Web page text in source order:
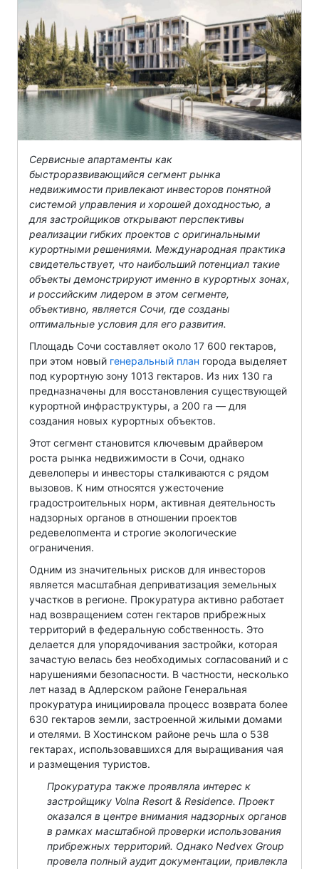
Сервисные апартаменты как
быстроразвивающийся сегмент рынка
недвижимости привлекают инвесторов понятной
системой управления и хорошей доходностью, а
для застройщиков открывают перспективы
реализации гибких проектов с оригинальными
курортными решениями. Международная практика
свидетельствует, что наибольший потенциал такие
объекты демонстрируют именно в курортных зонах,
и российским лидером в этом сегменте,
объективно, является Сочи, где созданы
оптимальные условия для его развития.
Площадь Сочи составляет около 17 600 гектаров,
при этом новый генеральный план города выделяет
под курортную зону 1013 гектаров. Из них 130 га
предназначены для восстановления существующей
курортной инфраструктуры, а 200 га — для
создания новых курортных объектов.
Этот сегмент становится ключевым драйвером
роста рынка недвижимости в Сочи, однако
девелоперы и инвесторы сталкиваются с рядом
вызовов. К ним относятся ужесточение
градостроительных норм, активная деятельность
надзорных органов в отношении проектов
редевелопмента и строгие экологические
ограничения.
Одним из значительных рисков для инвесторов
является масштабная деприватизация земельных
участков в регионе. Прокуратура активно работает
над возвращением сотен гектаров прибрежных
территорий в федеральную собственность. Это
делается для упорядочивания застройки, которая
зачастую велась без необходимых согласований и с
нарушениями безопасности. В частности, несколько
лет назад в Адлерском районе Генеральная
прокуратура инициировала процесс возврата более
630 гектаров земли, застроенной жилыми домами
и отелями. В Хостинском районе речь шла о 538
гектарах, использовавшихся для выращивания чая
и размещения туристов.
Прокуратура также проявляла интерес к
застройщику Volna Resort & Residence. Проект
оказался в центре внимания надзорных органов
в рамках масштабной проверки использования
прибрежных территорий. Однако Nedvex Group
провела полный аудит документации, привлекла